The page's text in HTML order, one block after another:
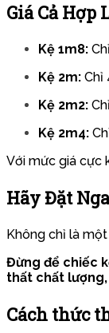
Giá Cả Hợp
Kệ 1m8:
Kệ 2m: Chỉ
Kệ 2m2:
Kệ 2m4:
Với mức giá cực
Hãy Đặt
Không chỉ là
Đừng để chiếc
thất chất
Cách thức